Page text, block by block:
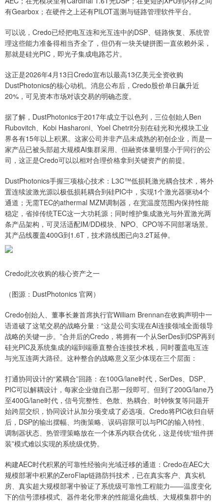
有Gearbox；在硬件之上还有PILOT遥测与链路管理软件平台。
可以说，Credo已经把电互连和光互连中的DSP、链路恢复、系统管
理这些能力准备得相当齐全了，但仍有一块关键拼图一直依赖外采，
那就是硅光PIC，即光子集成电路芯片。
这正是2026年4月13日Credo宣布以最高13亿美元全资收购
DustPhotonics的核心动机。消息公布后，Credo股价单日飙升近
20%，可见资本市场对该交易的明确态度。
据了解，DustPhotonics于2017年成立于以色列，三位创始人Ben
Rubovitch、Kobi Hasharoni、Yoel Chetrit分别在硅光和光模块工业
界各有15年以上积累。这家公司并非产品未成熟的初创企业，而是一
家产品已被头部超大规模AI集群采用、但融资体量明显小于同行的公
司，这正是Credo可以以相对合理价格拿到关键资产的前提。
DustPhotonics手握三项核心技术：L3C™低损耗激光耦合技术，将外
置连续波激光源以极低损耗耦合到硅PIC中，实现1个激光器驱动4个
通道；无需TEC的athermal MZM调制器，在宽温度范围内保持性能
稳定，省掉传统TEC这一大功耗源；同时维护集成激光与外置激光两
条产品架构，可灵活适配IM/DD模块、NPO、CPO等不同部署场景。
其产品线覆盖400G到1.6T，技术路线图已向3.2T延伸。
Credo此次收购的核心资产之一
（图源：DustPhotonics 官网）
Credo创始人、董事长兼首席执行官William Brennan在收购声明中一
语道破了这笔交易的战略分量：“这是公司实现在AI连接领域全面领导
战略的关键一步。”合并后的Credo，将拥有一个从SerDes到DSP再到
硅光PIC及系统集成的端到端垂直整合连接技术栈，同时覆盖电互连
与光互连两大路径。这种整合的战略意义至少体现在三个层面：
打通协同设计的“紧耦合”回路：在100G/lane时代，SerDes、DSP、
PIC可以解耦设计，每家企业做自己那一段即可。但到了200G/lane乃
至400G/lane时代，信号完整性、色散、热耦合、时钟恢复等问题开
始跨层交织，协同设计从加分项变成了必选项。Credo将PIC收归自研
后，DSP的输出摆幅、均衡策略、误码容限可以与PIC的输入特性、
调制器状态、热管理策略放在一个体系内联合优化，这是传统“组件拼
装”模式难以实现的系统级优势。
构建AEC时代积累的可靠性经验向光域迁移的通道：Credo在AEC大
规模部署中积累的ZeroFlap链路防抖技术，已在真实客户、真实机
房、真实超大规模部署中验证了系统级可靠性工程能力——温度变化
下的信号漂移模式、器件老化带来的性能退化曲线、大规模集群中的